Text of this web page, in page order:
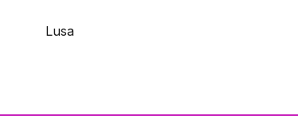
Lusa